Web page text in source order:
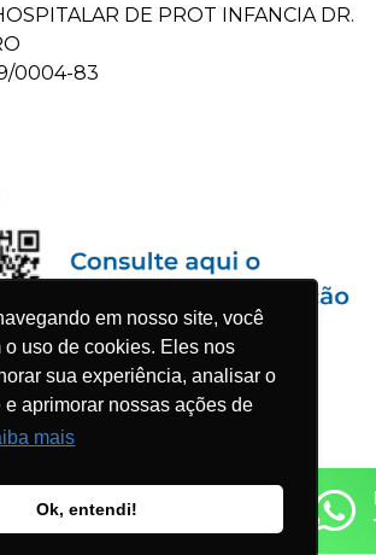
em nosso site, você
o uso de cookies. Eles nos
sua experiência, analisar o
e aprimorar nossas ações de
mais
Ok, entendi!
DE PROT INFANCIA DR.
0004-83
Pequeno Príncipe - Todos os direitos